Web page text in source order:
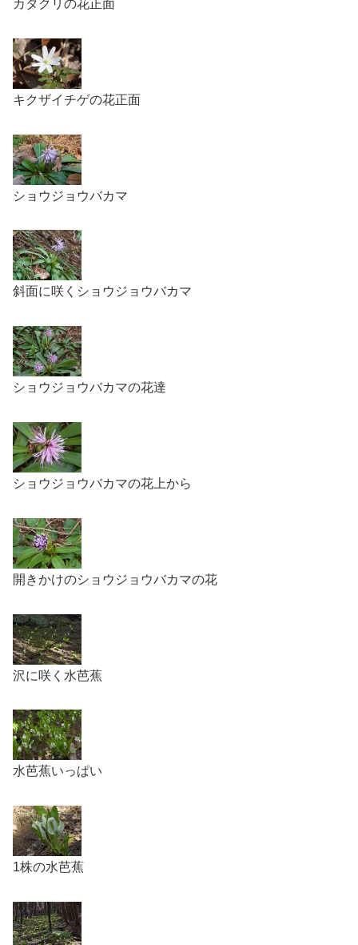
カタクリの花正面
キクザイチゲの花正面
ショウジョウバカマ
斜面に咲くショウジョウバカマ
ショウジョウバカマの花達
ショウジョウバカマの花上から
開きかけのショウジョウバカマの花
沢に咲く水芭蕉
水芭蕉いっぱい
1株の水芭蕉